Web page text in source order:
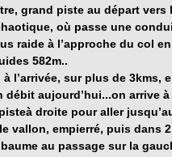
grand piste au départ
où passe une
raide à l’approche du col
582m..
l’arrivée, sur plus de 3kms,
débit aujourd’hui...on arrive
droite pour aller
vallon, empierré, puis dans
au passage sur la